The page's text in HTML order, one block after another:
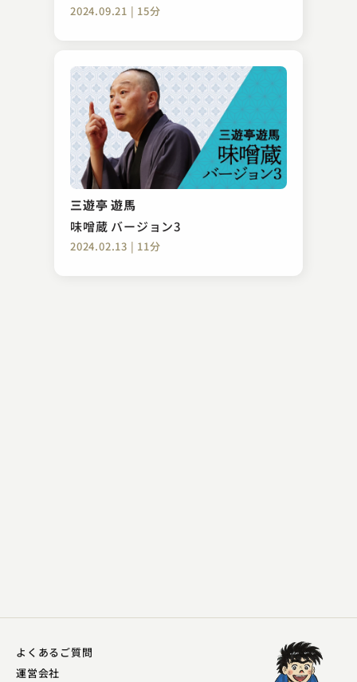
2024.09.21 | 15分
三遊亭 遊馬
味噌蔵 バージョン3
2024.02.13 | 11分
柳家 小里ん
磯の鮑
2023.10.30 | 17分
よくあるご質問
運営会社